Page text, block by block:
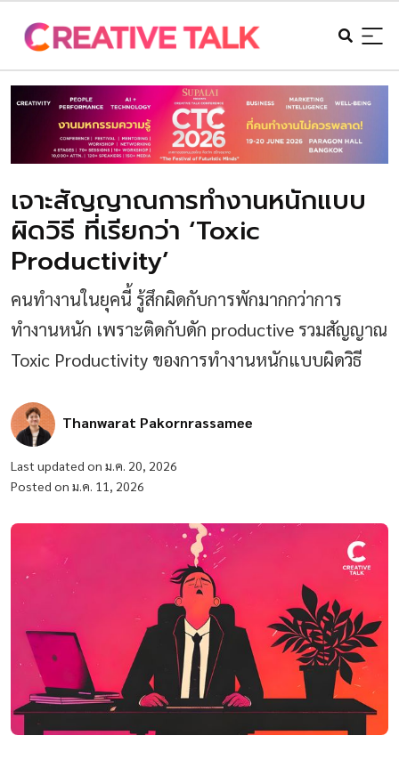
เจาะสัญญาณการทำงานหนักแบบ
ผิดวิธี ที่เรียกว่า ‘Toxic
Productivity’
คนทำงานในยุคนี้ รู้สึกผิดกับการพักมากกว่าการ
ทำงานหนัก เพราะติดกับดัก productive รวมสัญญาณ
Toxic Productivity ของการทำงานหนักแบบผิดวิธี
Thanwarat Pakornrassamee
Last updated on ม.ค. 20, 2026
Posted on ม.ค. 11, 2026